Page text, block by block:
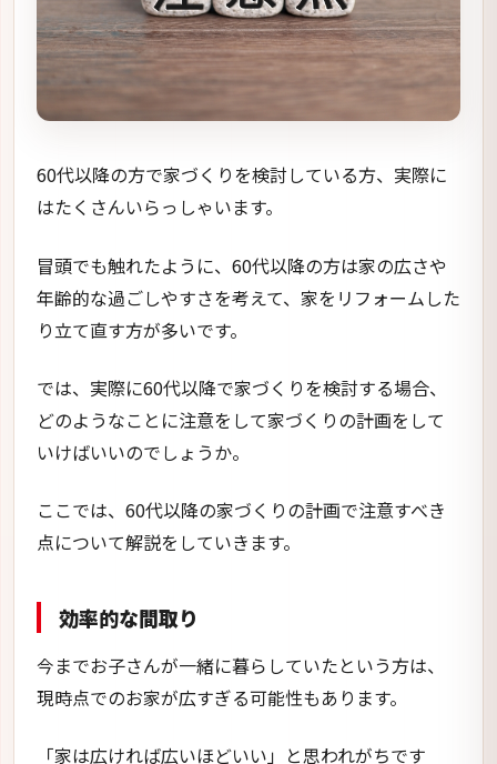
60代以降の方で家づくりを検討している方、実際に
はたくさんいらっしゃいます。
冒頭でも触れたように、60代以降の方は家の広さや
年齢的な過ごしやすさを考えて、家をリフォームした
り立て直す方が多いです。
では、実際に60代以降で家づくりを検討する場合、
どのようなことに注意をして家づくりの計画をして
いけばいいのでしょうか。
ここでは、60代以降の家づくりの計画で注意すべき
点について解説をしていきます。
効率的な間取り
今までお子さんが一緒に暮らしていたという方は、
現時点でのお家が広すぎる可能性もあります。
「家は広ければ広いほどいい」と思われがちです